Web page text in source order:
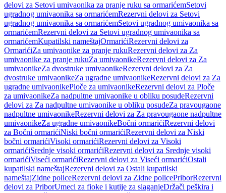
delovi za Setovi umivaonika za pranje ruku sa ormarićemSetovi
ugradnog umivaonika sa ormarićemRezervni delovi za Setovi
ugradnog umivaonika sa ormarićemSetovi ugradnog umivaonika sa
ormarićemRezervni delovi za Setovi ugradnog umivaonika sa
ormarićemKupatilski nameštajOrmarićiRezervni delovi za
OrmarićiZa umivaonike za pranje rukuRezervni delovi za Za
umivaonike za pranje rukuZa umivaonikeRezervni delovi za Za
umivaonikeZa dvostruke umivaonikeRezervni delovi za Za
dvostruke umivaonikeZa ugradne umivaonikeRezervni delovi za Za
ugradne umivaonikePloče za umivaonikeRezervni delovi za Ploče
za umivaonikeZa nadpultne umivaonike u obliku posudeRezervni
delovi za Za nadpultne umivaonike u obliku posudeZa pravougaone
nadpultne umivaonikeRezervni delovi za Za pravougaone nadpultne
umivaonikeZa ugradne umivaonikeBočni ormarićiRezervni delovi
za Bočni ormarićiNiski bočni ormarićiRezervni delovi za Niski
bočni ormarićiVisoki ormarićiRezervni delovi za Visoki
ormarićiSrednje visoki ormarićiRezervni delovi za Srednje visoki
ormarićiViseći ormarićiRezervni delovi za Viseći ormarićiOstali
kupatilski nameštajRezervni delovi za Ostali kupatilski
nameštajZidne policeRezervni delovi za Zidne policePriborRezervni
delovi za PriborUmeci za fioke i kutije za slaganjeDržači peškira i